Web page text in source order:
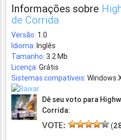
Informações sobre
de Corrida
Versão: 1.0
Idioma: Inglês
Tamanho: 3.2 Mb
Licença: Grátis
Sistemas compatíveis: Windows
Dê seu voto para
Corrida:
VOTE: (